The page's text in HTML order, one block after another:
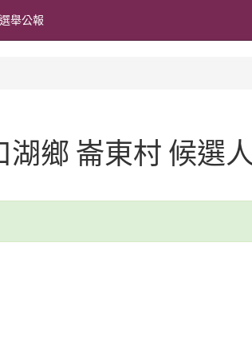
選舉公報
鄉 崙東村 候選人